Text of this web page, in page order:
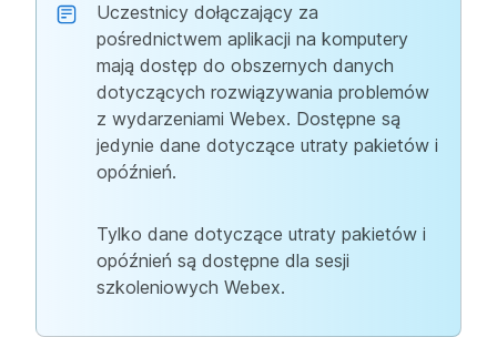
Uczestnicy dołączający za
pośrednictwem aplikacji na komputery
mają dostęp do obszernych danych
dotyczących rozwiązywania problemów
z wydarzeniami Webex. Dostępne są
jedynie dane dotyczące utraty pakietów i
opóźnień.
Tylko dane dotyczące utraty pakietów i
opóźnień są dostępne dla sesji
szkoleniowych Webex.